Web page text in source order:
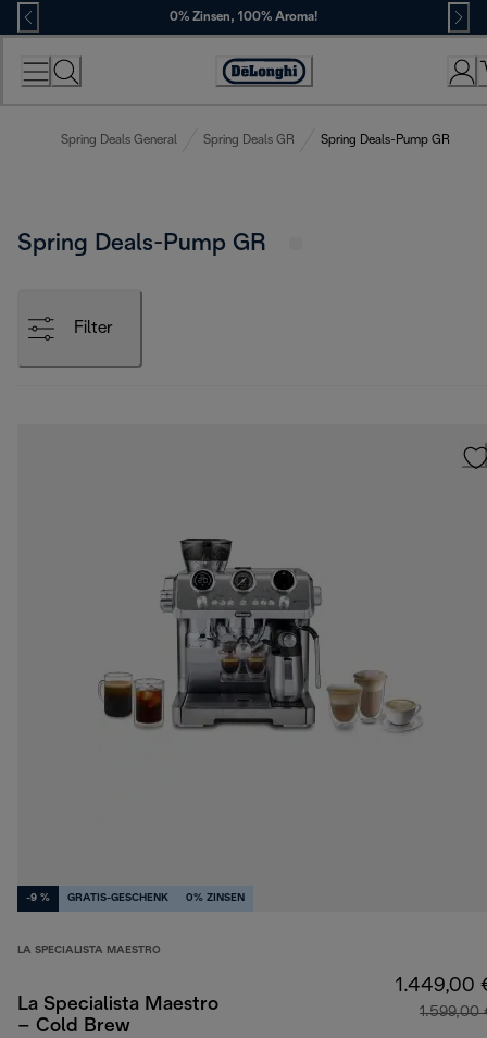
Skip
to
Content
0% Zinsen, 100% Aroma!
Erklärung
Zugänglichkeit
Spring Deals General Spring Deals GR Spring Deals-Pump GR
Spring Deals-Pump GR
Filter
-9 % GRATIS-GESCHENK 0% ZINSEN
LA SPECIALISTA MAESTRO
La Specialista Maestro
– Cold Brew
1.449,00
1.599,00